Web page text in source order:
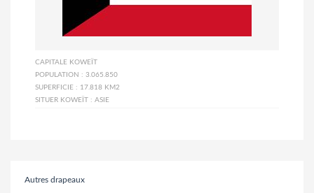
CAPITALE KOWEÏT
POPULATION : 3.065.850
SUPERFICIE : 17.818 KM2
SITUER KOWEÏT : ASIE
Autres drapeaux